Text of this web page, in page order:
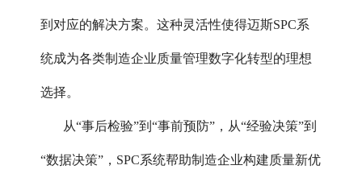
到对应的解决方案。这种灵活性使得迈斯SPC系
统成为各类制造企业质量管理数字化转型的理想
选择。
从“事后检验”到“事前预防”，从“经验决策”到
“数据决策”，SPC系统帮助制造企业构建质量新优